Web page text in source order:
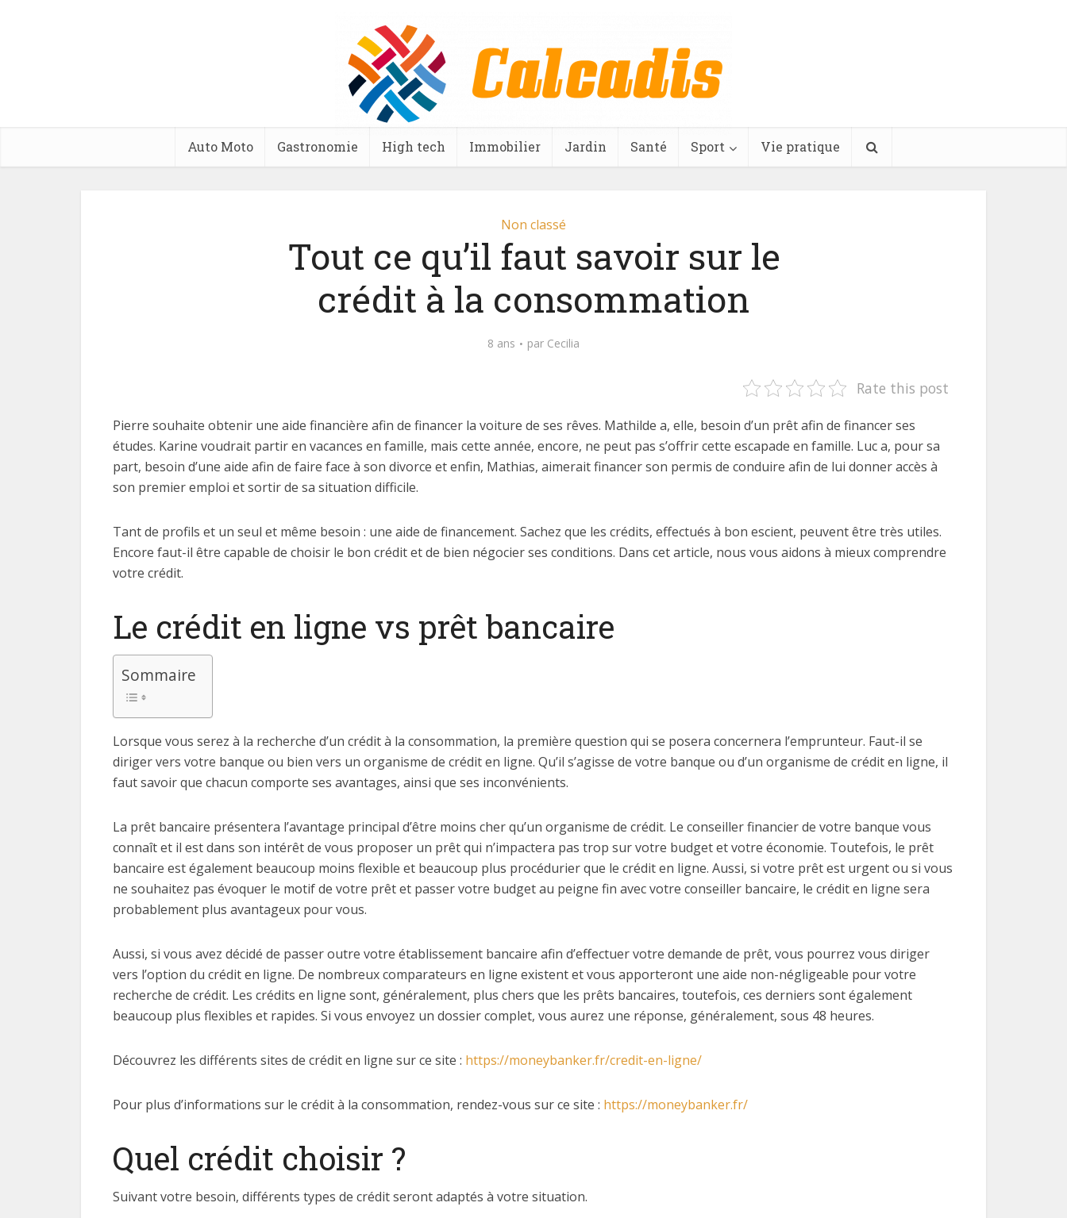
Auto Moto Gastronomie High tech Immobilier Jardin Santé Sport Vie pratique
Non classé
Tout ce qu’il faut savoir sur le
crédit à la consommation
8 ans par Cecilia
Rate this post
Pierre souhaite obtenir une aide financière afin de financer la voiture de ses rêves. Mathilde a, elle, besoin d’un prêt afin de financer ses
études. Karine voudrait partir en vacances en famille, mais cette année, encore, ne peut pas s’offrir cette escapade en famille. Luc a, pour sa
part, besoin d’une aide afin de faire face à son divorce et enfin, Mathias, aimerait financer son permis de conduire afin de lui donner accès à
son premier emploi et sortir de sa situation difficile.
Tant de profils et un seul et même besoin : une aide de financement. Sachez que les crédits, effectués à bon escient, peuvent être très utiles.
Encore faut-il être capable de choisir le bon crédit et de bien négocier ses conditions. Dans cet article, nous vous aidons à mieux comprendre
votre crédit.
Le crédit en ligne vs prêt bancaire
Sommaire
Lorsque vous serez à la recherche d’un crédit à la consommation, la première question qui se posera concernera l’emprunteur. Faut-il se
diriger vers votre banque ou bien vers un organisme de crédit en ligne. Qu’il s’agisse de votre banque ou d’un organisme de crédit en ligne, il
faut savoir que chacun comporte ses avantages, ainsi que ses inconvénients.
La prêt bancaire présentera l’avantage principal d’être moins cher qu’un organisme de crédit. Le conseiller financier de votre banque vous
connaît et il est dans son intérêt de vous proposer un prêt qui n’impactera pas trop sur votre budget et votre économie. Toutefois, le prêt
bancaire est également beaucoup moins flexible et beaucoup plus procédurier que le crédit en ligne. Aussi, si votre prêt est urgent ou si vous
ne souhaitez pas évoquer le motif de votre prêt et passer votre budget au peigne fin avec votre conseiller bancaire, le crédit en ligne sera
probablement plus avantageux pour vous.
Aussi, si vous avez décidé de passer outre votre établissement bancaire afin d’effectuer votre demande de prêt, vous pourrez vous diriger
vers l’option du crédit en ligne. De nombreux comparateurs en ligne existent et vous apporteront une aide non-négligeable pour votre
recherche de crédit. Les crédits en ligne sont, généralement, plus chers que les prêts bancaires, toutefois, ces derniers sont également
beaucoup plus flexibles et rapides. Si vous envoyez un dossier complet, vous aurez une réponse, généralement, sous 48 heures.
Découvrez les différents sites de crédit en ligne sur ce site : https://moneybanker.fr/credit-en-ligne/
Pour plus d’informations sur le crédit à la consommation, rendez-vous sur ce site : https://moneybanker.fr/
Quel crédit choisir ?
Suivant votre besoin, différents types de crédit seront adaptés à votre situation.